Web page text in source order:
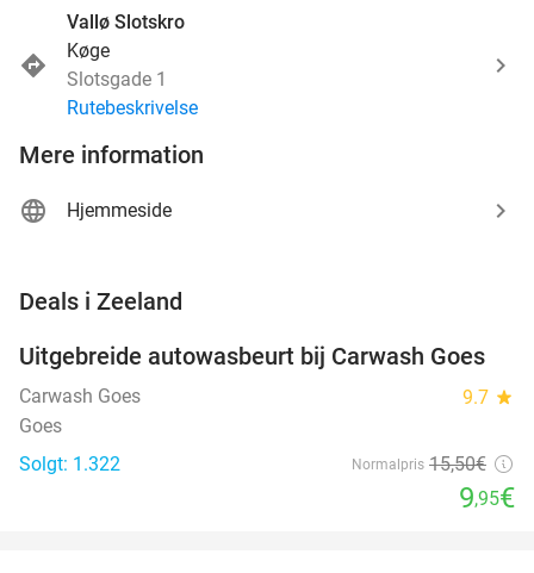
Vallø Slotskro
Køge
Slotsgade 1
Rutebeskrivelse
Mere information
Hjemmeside
Deals i Zeeland
36%
Uitgebreide autowasbeurt bij Carwash Goes
Carwash Goes 9.7 star
Goes
Solgt: 1.322
Normalpris 15,50€
9,95€